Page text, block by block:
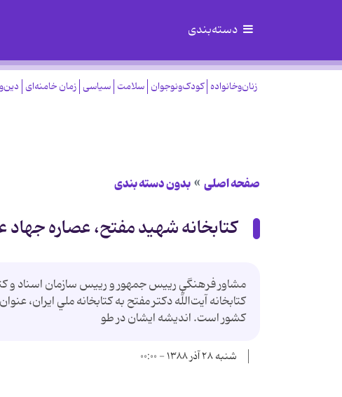
دسته‌بندی
زنان‌وخانواده کودک‌ونوجوان سلامت سیاسی زمان خامنه‌ای
صفحه اصلی بدون دسته بندی
كتابخانه شهيد مفتح، عصاره
كتابخانه آيت‌الله دكتر مفتح به كتابخانه ملي ايران،‌
كشور است. انديشه ايشان در طو
شنبه ۲۸ آذر ۱۳۸۸ - ۰۰:۰۰